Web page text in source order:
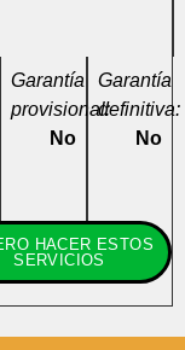
Garantía
provisional:
No
Garantía
definitiva:
No
HACER ESTOS
SERVICIOS